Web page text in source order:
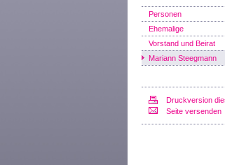
Personen
Ehemalige
Vorstand und Beirat
Mariann Steegmann
Druckversion
Seite versenden